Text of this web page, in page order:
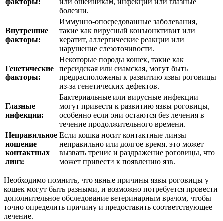
факторы:
или ошейникам, инфекции или глазные
болезни.
Внутренние
факторы:
Иммунно-опосредованные заболевания,
такие как вирусный конъюнктивит или
кератит, аллергические реакции или
нарушение слезоточивости.
Генетические
факторы:
Некоторые породы кошек, такие как
персидская или сиамская, могут быть
предрасположены к развитию язвы роговицы
из-за генетических дефектов.
Глазные
инфекции:
Бактериальные или вирусные инфекции
могут привести к развитию язвы роговицы,
особенно если они остаются без лечения в
течение продолжительного времени.
Неправильное
ношение
контактных
линз:
Если кошка носит контактные линзы
неправильно или долгое время, это может
вызвать трение и раздражение роговицы, что
может привести к появлению язв.
Необходимо помнить, что явные причины язвы роговицы у
кошек могут быть разными, и возможно потребуется провести
дополнительное обследование ветеринарным врачом, чтобы
точно определить причину и предоставить соответствующее
лечение.